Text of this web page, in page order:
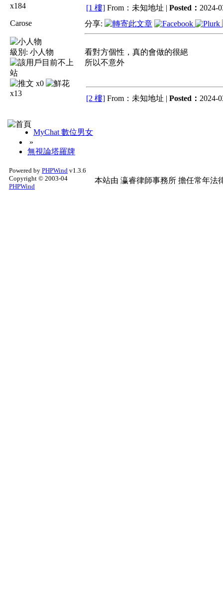
x184 [1 樓] From：未知地址 | Posted： 2024-
Carose
級別: 小人物
x0
x13
分享:
看對方個性，真的會做的很絕
所以不意外
[2 樓] From：未知地址 | Posted： 2024-
MyChat 數位男女
»
無視論塔羅牌
Powered by PHPWind v1.3.6
Copyright © 2003-04
PHPWind
本站由 瀛睿律師事務所 擔任常年法